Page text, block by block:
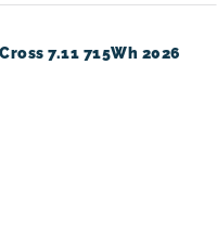
7.11 715Wh 2026